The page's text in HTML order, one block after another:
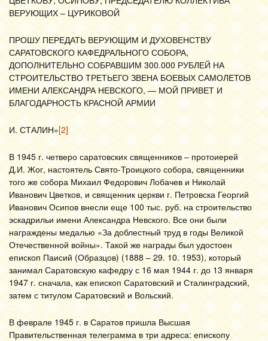
ВЕРУЮЩИХ – ЦУРИКОВОЙ
ПРОШУ ПЕРЕДАТЬ ВЕРУЮЩИМ И ДУХОВЕНСТВУ
САРАТОВСКОГО КАФЕДРАЛЬНОГО СОБОРА,
ДОПОЛНИТЕЛЬНО СОБРАВШИМ 300.000 РУБЛЕЙ НА
СТРОИТЕЛЬСТВО ТРЕТЬЕГО ЗВЕНА БОЕВЫХ САМОЛЕТОВ
ИМЕНИ АЛЕКСАНДРА НЕВСКОГО, — МОЙ ПРИВЕТ И
БЛАГОДАРНОСТЬ КРАСНОЙ АРМИИ
И. СТАЛИН»[2]
В 1945 г. четверо саратовских священников – протоиерей
Д.И. Жог, настоятель Свято-Троицкого собора, священники
того же собора Михаил Федорович Лобачев и Николай
Иванович Цветков, и священник церкви г. Петровска Георгий
Иванович Осипов внесли еще 100 тыс. руб. на строительство
эскадрильи имени Александра Невского. Все они были
награждены медалью «За доблестный труд в годы Великой
Отечественной войны». Такой же награды был удостоен
епископ Паисий (Образцов) (1888 – 29. 10. 1953), который
занимал Саратовскую кафедру с 16 мая 1944 г. до 13 января
1947 г. сначала, как епископ Саратовский и Сталинградский,
затем с титулом Саратовский и Вольский.
В феврале 1945 г. в Саратов пришла Высшая
Правительственная телеграмма в три адреса: епископу